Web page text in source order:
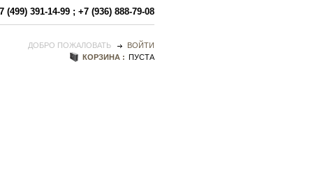
(499) 391-14-99 ; +7 (936) 888-79-08
ДОБРО ПОЖАЛОВАТЬ
ВОЙТИ
КОРЗИНА :
ПУСТА